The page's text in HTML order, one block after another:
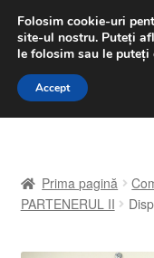
LIVRARE de la
luni-vineri 9
Sari
Sari
A lua legatura
Prima pagină
PARTENERUL II
Folosim cookie-uri
site-ul nostru. Puteți
le folosim sau le puteți
Accept